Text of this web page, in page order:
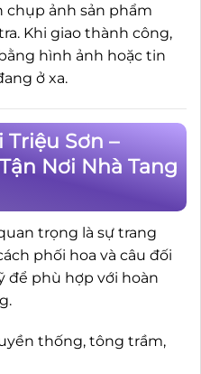
chụp ảnh sản phẩm
Khi giao thành công,
hình ảnh hoặc tin
ở xa.
Triệu Sơn –
Nơi Nhà Tang
trọng là sự trang
phối hoa và câu đối
để phù hợp với hoàn
thống, tông trầm,